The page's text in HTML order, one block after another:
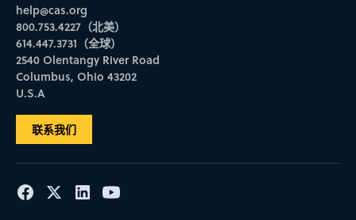
help@cas.org
800.753.4227（北美）
614.447.3731（全球）
2540 Olentangy River Road
Columbus, Ohio 43202
U.S.A
联系我们